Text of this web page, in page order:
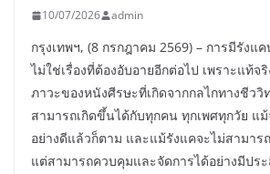
10/07/2026 admin
กรุงเทพฯ, (8 กรกฎาคม 2569) – การมีรังแ
ไม่ใช่เรื่องที่ต้องอับอายอีกต่อไป เพราะแท้จ
ภาวะของหนังศีรษะที่เกิดจากกลไกทางชีววิ
สามารถเกิดขึ้นได้กับทุกคน ทุกเพศทุกวัย แ
อย่างดีแล้วก็ตาม และแม้รังแคจะไม่สามาร
แต่สามารถควบคุมและจัดการได้อย่างมีปร